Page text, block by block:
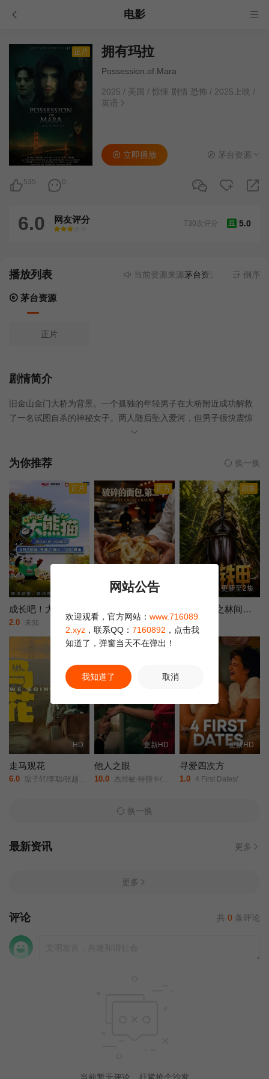
电影
正片 拥有玛拉
Possession.of.Mara
2025 / 美国 / 惊悚 剧情 恐怖 / 2025上映 /
英语
535 0
立即播放 茅台资源
6.0 网友评分
很差
较差还行推荐力荐
豆 5.0
730次评分
播放列表 当前资源来源茅台资源 - 无需安装任
倒序
茅台资源
正片
剧情简介
旧金山金门大桥为背景。一个孤独的年轻男子在大桥附近成功解救
了一名试图自杀的神秘女子。两人随后坠入爱河，但男子很快震惊
地发现，这名女子被一个企图带来毁灭的古老恶灵所附身。
为你推荐 换一换
正片
成长吧！大熊猫
2.0 未知
正片
全12集
4.0 厨罗伊·崔/
剧集
更新至2集
万物有灵之林间铁甲
10.0
HD
走马观花
6.0 琚子轩/李聪/张越宁/高深/
更新HD
他人之眼
10.0 杰丝敏·特丽卡/菲利波·蒂米/
更新HD
寻爱四次方
1.0 4 First Dates/
换一换
最新资讯 更多
更多
评论 共 0 条评论
当前暂无评论，赶紧抢个沙发
网站公告
欢迎观看，官方网站： www.716089
2.xyz ，联系QQ： 7160892 ，点击我
知道了，弹窗当天不在弹出！
我知道了 取消